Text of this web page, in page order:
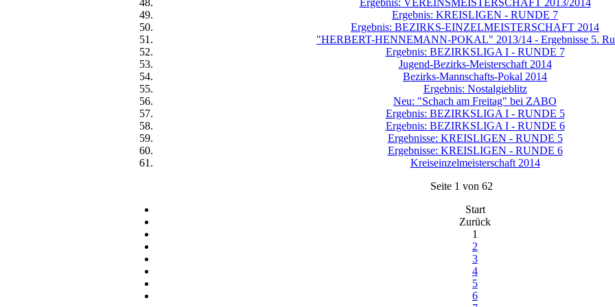
Ergebnis: VEREINSMEISTERSCHAFT 2013/2014
Ergebnis: KREISLIGEN - RUNDE 7
Ergebnis: BEZIRKS-EINZELMEISTERSCHAFT 2014
"HERBERT-HENNEMANN-POKAL" 2013/14 - Ergebnisse 5.
Ergebnis: BEZIRKSLIGA I - RUNDE 7
Jugend-Bezirks-Meisterschaft 2014
Bezirks-Mannschafts-Pokal 2014
Ergebnis: Nostalgieblitz
Neu: "Schach am Freitag" bei ZABO
Ergebnis: BEZIRKSLIGA I - RUNDE 5
Ergebnis: BEZIRKSLIGA I - RUNDE 6
Ergebnisse: KREISLIGEN - RUNDE 5
Ergebnisse: KREISLIGEN - RUNDE 6
Kreiseinzelmeisterschaft 2014
Seite 1 von 62
Start
Zurück
1
2
3
4
5
6